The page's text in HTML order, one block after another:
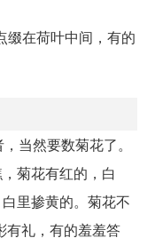
缀在荷叶中间，有的
当然要数菊花了。
菊花有红的，白
里掺黄的。菊花不
有礼，有的羞羞答